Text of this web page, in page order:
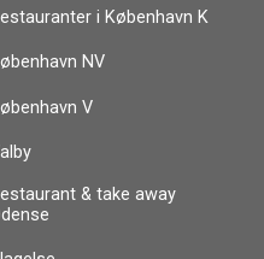
Ring og bestil